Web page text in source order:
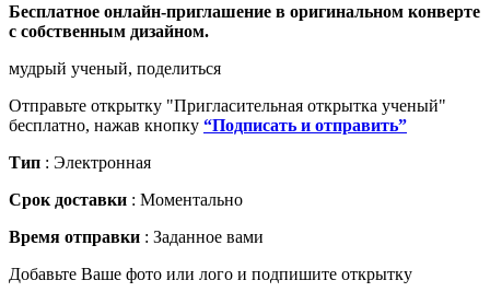
Бесплатное онлайн-приглашение в оригинальном конверте
с собственным дизайном.
мудрый ученый, поделиться
Отправьте открытку "Пригласительная открытка ученый"
бесплатно, нажав кнопку “Подписать и отправить”
Тип : Электронная
Срок доставки : Моментально
Время отправки : Заданное вами
Добавьте Ваше фото или лого и подпишите открытку